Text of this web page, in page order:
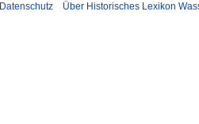
Datenschutz Über Historisches Lexikon